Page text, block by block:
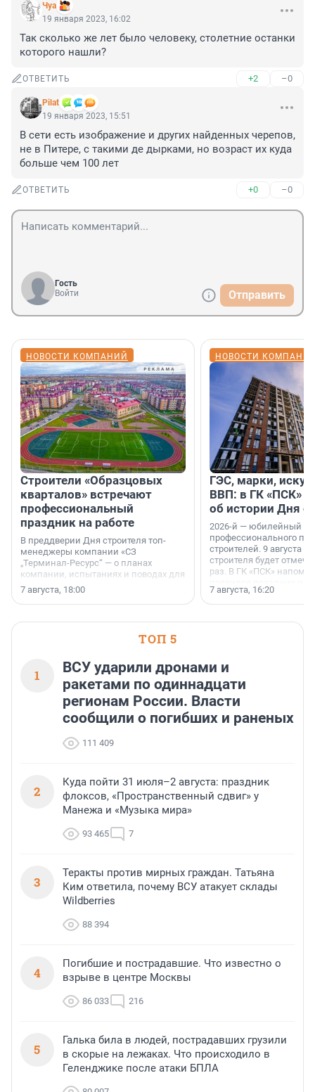
Чуа
19 января 2023, 16:02
Так сколько же лет было человеку, столетние останки
которого нашли?
ОТВЕТИТЬ +2 –0
Pilat
19 января 2023, 15:51
В сети есть изображение и других найденных черепов,
не в Питере, с такими де дырками, но возраст их куда
больше чем 100 лет
ОТВЕТИТЬ +0 –0
Гость
Войти
Отправить
НОВОСТИ КОМПАНИЙ
Строители «Образцовых
кварталов» встречают
профессиональный
праздник на работе
В преддверии Дня строителя топ-
менеджеры компании «СЗ
„Терминал-Ресурс“ — о планах
компании, испытаниях и поводах для
осторожного оптимизма.
7 августа, 18:00
НОВОСТИ
ГЭС, марки,
ВВП: в ГК «ПСК»
об истории Дня
2026-й — юбилейный
профессионального
строителей. 9 августа
строителя будет
раз. В ГК «ПСК»
поменялась роль
7 августа, 16:20
ТОП 5
1
ВСУ ударили дронами и
ракетами по одиннадцати
регионам России. Власти
сообщили о погибших и раненых
111 409
2
Куда пойти 31 июля–2 августа: праздник
флоксов, «Пространственный сдвиг» у
Манежа и «Музыка мира»
93 465 7
3
Теракты против мирных граждан. Татьяна
Ким ответила, почему ВСУ атакует склады
Wildberries
88 394
4
Погибшие и пострадавшие. Что известно о
взрыве в центре Москвы
86 033 216
5
Галька била в людей, пострадавших грузили
в скорые на лежаках. Что происходило в
Геленджике после атаки БПЛА